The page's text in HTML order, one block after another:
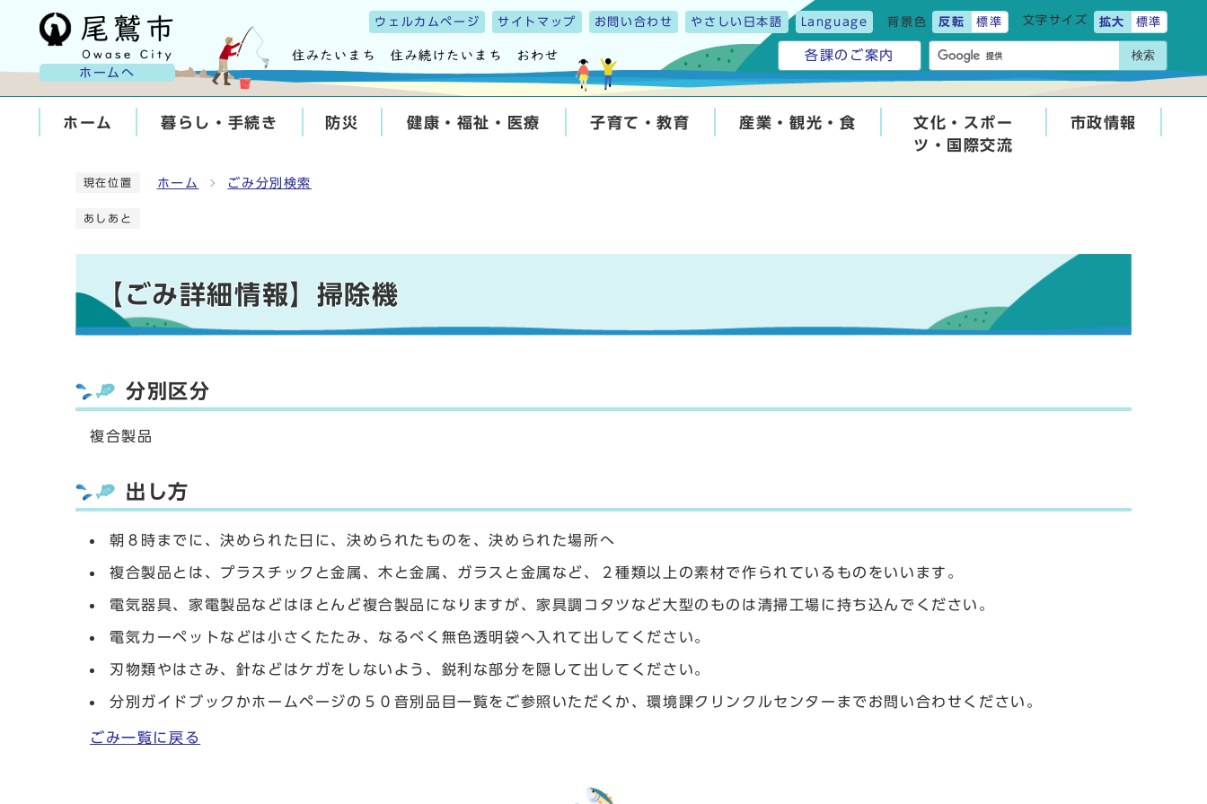
ホームへ
ウェルカムページ サイトマップ お問い合わせ やさしい日本語 Language 背景色 反転 標準 文字サイズ 拡大 標準
各課のご案内 検索
ホーム 暮らし・手続き 防災 健康・福祉・医療 子育て・教育 産業・観光・食
文化・スポー
ツ・国際交流
市政情報
現在位置 ホーム ごみ分別検索
あしあと
【ごみ詳細情報】掃除機
分別区分
複合製品
出し方
朝８時までに、決められた日に、決められたものを、決められた場所へ
複合製品とは、プラスチックと金属、木と金属、ガラスと金属など、２種類以上の素材で作られているものをいいます。
電気器具、家電製品などはほとんど複合製品になりますが、家具調コタツなど大型のものは清掃工場に持ち込んでください。
電気カーペットなどは小さくたたみ、なるべく無色透明袋へ入れて出してください。
刃物類やはさみ、針などはケガをしないよう、鋭利な部分を隠して出してください。
分別ガイドブックかホームページの５０音別品目一覧をご参照いただくか、環境課クリンクルセンターまでお問い合わせください。
ごみ一覧に戻る